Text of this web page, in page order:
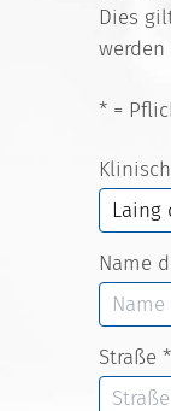
Dies
* =
Name
Straße *